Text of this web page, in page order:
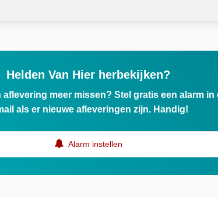
Helden Van Hier herbekijken?
meer missen? Stel gratis een alarm in
als er nieuwe afleveringen zijn. Handig!
Alarm instellen